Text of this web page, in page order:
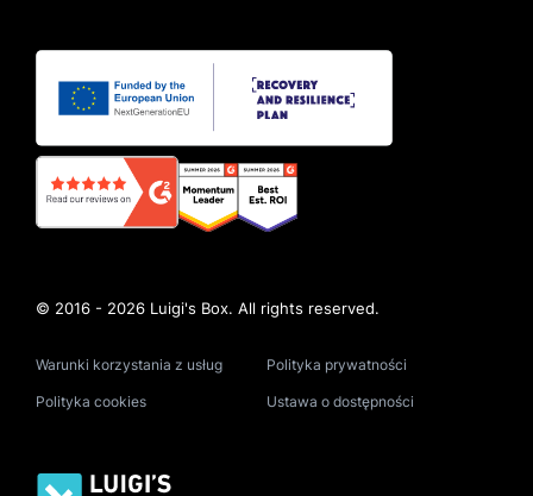
© 2016 - 2026 Luigi's Box. All rights reserved.
Warunki korzystania z usług Polityka prywatności
Polityka cookies Ustawa o dostępności